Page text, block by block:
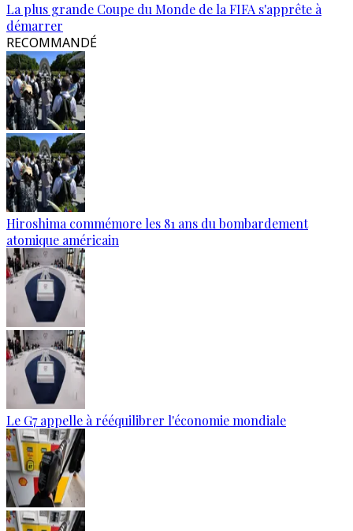
La plus grande Coupe du Monde de la FIFA s'apprête à
démarrer
RECOMMANDÉ
Hiroshima commémore les 81 ans du bombardement
atomique américain
Le G7 appelle à rééquilibrer l'économie mondiale